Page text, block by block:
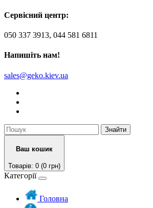
Сервісний центр:
050 337 3913, 044 581 6811
Напишіть нам!
sales@geko.kiev.ua
Знайти
Ваш кошик
Товарів: 0 (0 грн)
Категорії
Головна